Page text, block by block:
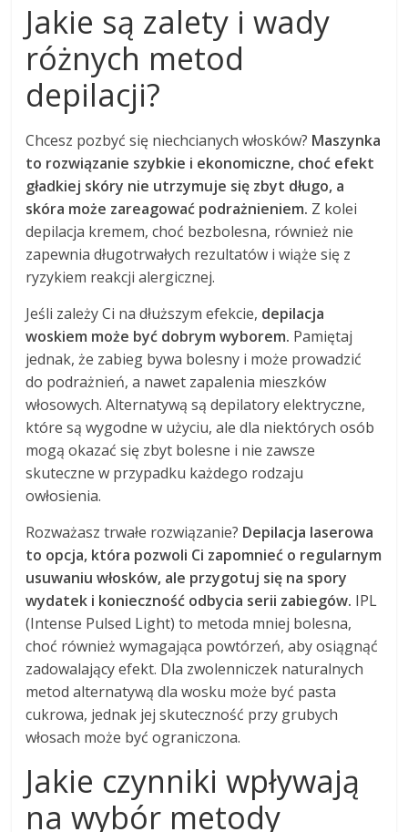
Jakie są zalety i wady
różnych metod
depilacji?
Chcesz pozbyć się niechcianych włosków? Maszynka
to rozwiązanie szybkie i ekonomiczne, choć efekt
gładkiej skóry nie utrzymuje się zbyt długo, a
skóra może zareagować podrażnieniem. Z kolei
depilacja kremem, choć bezbolesna, również nie
zapewnia długotrwałych rezultatów i wiąże się z
ryzykiem reakcji alergicznej.
Jeśli zależy Ci na dłuższym efekcie, depilacja
woskiem może być dobrym wyborem. Pamiętaj
jednak, że zabieg bywa bolesny i może prowadzić
do podrażnień, a nawet zapalenia mieszków
włosowych. Alternatywą są depilatory elektryczne,
które są wygodne w użyciu, ale dla niektórych osób
mogą okazać się zbyt bolesne i nie zawsze
skuteczne w przypadku każdego rodzaju
owłosienia.
Rozważasz trwałe rozwiązanie? Depilacja laserowa
to opcja, która pozwoli Ci zapomnieć o regularnym
usuwaniu włosków, ale przygotuj się na spory
wydatek i konieczność odbycia serii zabiegów. IPL
(Intense Pulsed Light) to metoda mniej bolesna,
choć również wymagająca powtórzeń, aby osiągnąć
zadowalający efekt. Dla zwolenniczek naturalnych
metod alternatywą dla wosku może być pasta
cukrowa, jednak jej skuteczność przy grubych
włosach może być ograniczona.
Jakie czynniki wpływają
na wybór metody